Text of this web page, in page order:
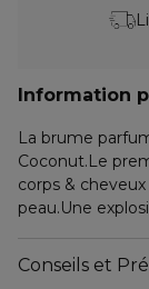
Information
La brume
Coconut.Le
corps &
peau.Une
parfum
formule laisse
Conseils et